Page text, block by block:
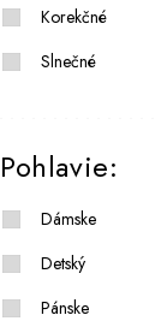
Korekčné
Slnečné
Pohlavie:
Dámske
Detský
Pánske